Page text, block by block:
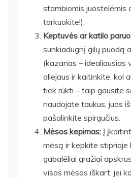
stambiomis juostelėmis
tarkuokite!).
Keptuvės ar katilo
sunkiadugnį gilų puodą
(kazanas – idealiausias
aliejaus ir kaitinkite, kol
tiek rūkti – taip gausite
naudojate taukus, juos
pašalinkite spirgučius.
Mėsos kepimas: Į
mėsą ir kepkite stiprioje
gabalėliai gražiai
visos mėsos iškart, jei